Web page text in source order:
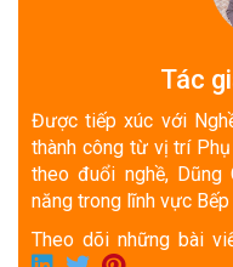
Tác
Được tiếp xúc với
thành công từ vị trí
theo đuổi nghề,
năng trong lĩnh vực
Theo dõi những bài